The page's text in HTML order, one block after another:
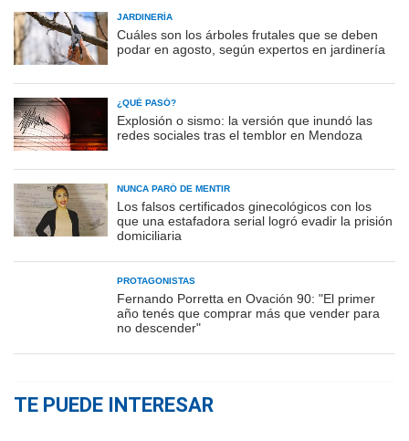
JARDINERÍA
Cuáles son los árboles frutales que se deben
podar en agosto, según expertos en jardinería
¿QUÉ PASÓ?
Explosión o sismo: la versión que inundó las
redes sociales tras el temblor en Mendoza
NUNCA PARÓ DE MENTIR
Los falsos certificados ginecológicos con los
que una estafadora serial logró evadir la prisión
domiciliaria
PROTAGONISTAS
Fernando Porretta en Ovación 90: "El primer
año tenés que comprar más que vender para
no descender"
TE PUEDE INTERESAR